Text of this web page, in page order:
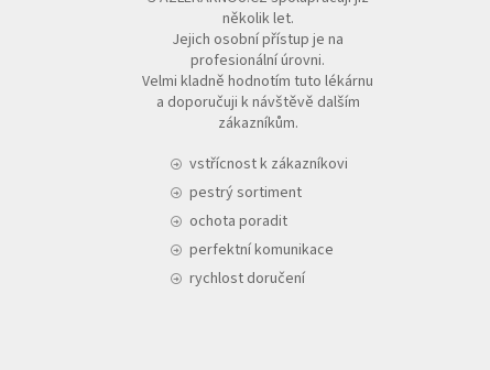
několik let.
Jejich osobní přístup je na
profesionální úrovni.
Velmi kladně hodnotím tuto lékárnu
a doporučuji k návštěvě dalším
zákazníkům.
vstřícnost k zákazníkovi
pestrý sortiment
ochota poradit
perfektní komunikace
rychlost doručení